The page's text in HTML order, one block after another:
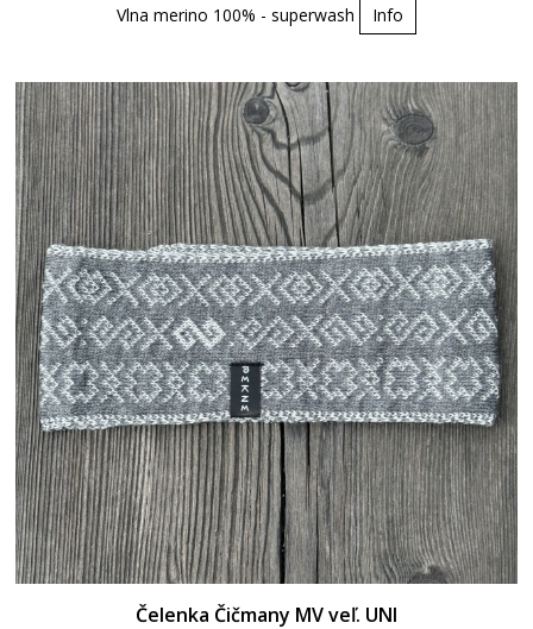
Vlna merino 100% - superwash Info
Čelenka Čičmany MV veľ. UNI